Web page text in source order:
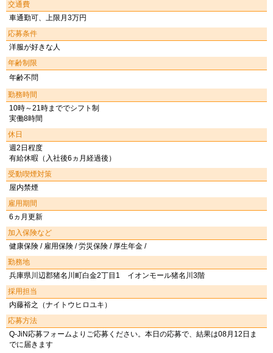
交通費
車通勤可、上限月3万円
応募条件
洋服が好きな人
年齢制限
年齢不問
勤務時間
10時～21時まででシフト制
実働8時間
休日
週2日程度
有給休暇（入社後6ヵ月経過後）
受動喫煙対策
屋内禁煙
雇用期間
6ヵ月更新
加入保険など
健康保険 / 雇用保険 / 労災保険 / 厚生年金 /
勤務地
兵庫県川辺郡猪名川町白金2丁目1 イオンモール猪名川3階
採用担当
内藤裕之（ナイトウヒロユキ）
応募方法
Q-JiN応募フォームよりご応募ください。本日の応募で、結果は08月12日ま
でに届きます